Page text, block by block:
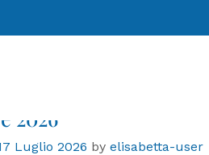
anni. Al via la II
in dialogo”, da
2026
Luglio 2026 by elisabetta-user